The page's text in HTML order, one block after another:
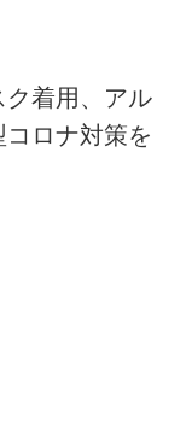
ク着用、アル
ロナ対策を